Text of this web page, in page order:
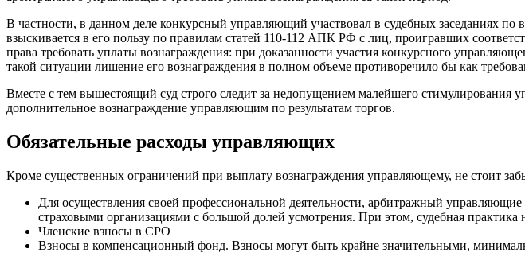
В частности, в данном деле конкурсный управляющий участвовал в судебных заседаниях
взыскивается в его пользу по правилам статей 110-112 АПК РФ с лиц, проигравших
права требовать уплаты вознаграждения: при доказанности участия конкурсного
такой ситуации лишение его вознаграждения в полном объеме противоречило бы как
Вместе с тем вышестоящий суд строго следит за недопущением малейшего стимулирования
дополнительное вознаграждение управляющим по результатам торгов.
Обязательные расходы управляющих
Кроме существенных ограничений при выплату вознаграждения управляющему, не стоит
Для осуществления своей профессиональной деятельности, арбитражный
страховыми организациями с большой долей усмотрения. При этом, судебная практика
Членские взносы в СРО
Взносы в компенсационный фонд. Взносы могут быть крайне значительными,